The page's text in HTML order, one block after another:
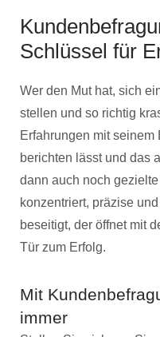
Schlüssel für
Wer den Mut hat, sich
stellen und so richtig
Erfahrungen mit
berichten lässt und das
dann auch noch
konzentriert, präzise
beseitigt, der öffnet mit
Tür zum Erfolg.
Mit
immer